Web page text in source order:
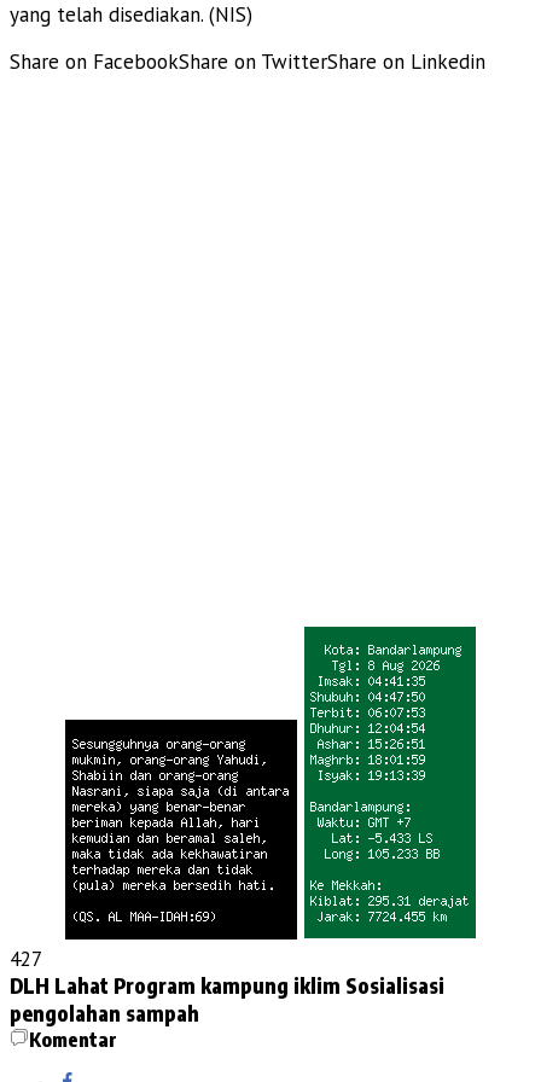
yang telah disediakan. (NIS)
Share on FacebookShare on TwitterShare on Linkedin
427
DLH Lahat Program kampung iklim Sosialisasi
pengolahan sampah
Komentar